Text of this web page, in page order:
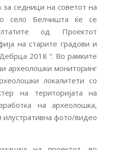
за седници на советот на
село Белчишта ќе се
од Проектот
на старите градови и
2018 “. Во рамките
археолошки мониторинг
локалитети со
на територијата на
на археолошка,
илустративна фото/видео